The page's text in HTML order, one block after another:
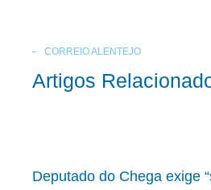
CORREIO ALENTEJO
Artigos
Deputado do Chega exige